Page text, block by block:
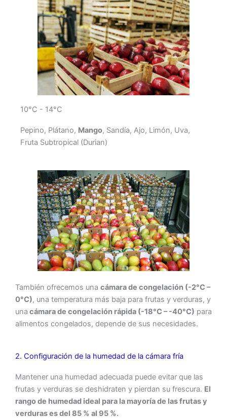
10°C - 14°C
Pepino, Plátano, Mango, Sandía, Ajo, Limón, Uva,
Fruta Subtropical (Durian)
También ofrecemos una cámara de congelación (-2°C –
0°C), una temperatura más baja para frutas y verduras, y
una cámara de congelación rápida (-18°C – -40°C) para
alimentos congelados, depende de sus necesidades.
2. Configuración de la humedad de la cámara fría
Mantener una humedad adecuada puede evitar que las
frutas y verduras se deshidraten y pierdan su frescura. El
rango de humedad ideal para la mayoría de las frutas y
verduras es del 85 % al 95 %.